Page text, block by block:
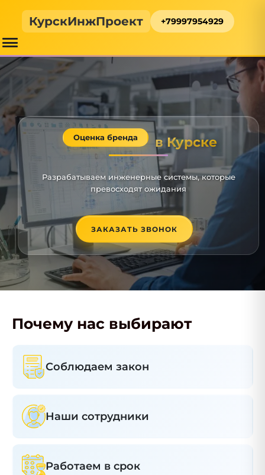
КурскИнжПроект +79997954929
Оценка бренда в Курске
Разрабатываем инженерные системы, которые
превосходят ожидания
ЗАКАЗАТЬ ЗВОНОК
Почему нас выбирают
Соблюдаем закон
Наши сотрудники
Работаем в срок